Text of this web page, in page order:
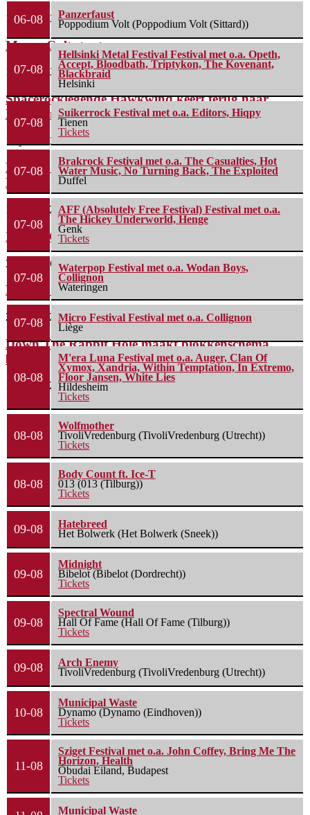
19 juni 2026
MagnaCult stopt
13 juni 2026
Spacerocklegende Hawkwind keert terug naar
Nederland met nieuw...
13 juni 2026
Line-up compleet: Cân Bardd, Illumishade en Leah
Rye...
11 juni 2026
Instant Crowdfundingshow voor Labasheeda
3 juni 2026
Bospop maakt blokkenschema bekend
27 mei 2026
Down The Rabbit Hole maakt blokkenschema
bekend
18 mei 2026
06-08
Panzerfaust
Poppodium Volt (Poppodium Volt (Sittard))
07-08
Hellsinki Metal Festival Festival met o.a. Opeth,
Accept, Bloodbath, Triptykon, The Kovenant,
Blackbraid
Helsinki
07-08
Suikerrock Festival met o.a. Editors, Hiqpy
Tienen
Tickets
07-08
Brakrock Festival met o.a. The Casualties, Hot
Water Music, No Turning Back, The Exploited
Duffel
07-08
AFF (Absolutely Free Festival) Festival met o.a.
The Hickey Underworld, Henge
Genk
Tickets
07-08
Waterpop Festival met o.a. Wodan Boys,
Collignon
Wateringen
07-08
Micro Festival Festival met o.a. Collignon
Liège
08-08
M'era Luna Festival met o.a. Auger, Clan Of
Xymox, Xandria, Within Temptation, In Extremo,
Floor Jansen, White Lies
Hildesheim
Tickets
08-08
Wolfmother
TivoliVredenburg (TivoliVredenburg (Utrecht))
Tickets
08-08
Body Count ft. Ice-T
013 (013 (Tilburg))
Tickets
09-08
Hatebreed
Het Bolwerk (Het Bolwerk (Sneek))
09-08
Midnight
Bibelot (Bibelot (Dordrecht))
Tickets
09-08
Spectral Wound
Hall Of Fame (Hall Of Fame (Tilburg))
Tickets
09-08
Arch Enemy
TivoliVredenburg (TivoliVredenburg (Utrecht))
10-08
Municipal Waste
Dynamo (Dynamo (Eindhoven))
Tickets
11-08
Sziget Festival met o.a. John Coffey, Bring Me The
Horizon, Health
Óbudai Eiland, Budapest
Tickets
Municipal Waste